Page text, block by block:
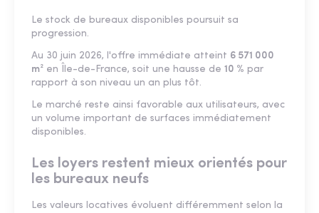
Le stock de bureaux disponibles poursuit sa
progression.
Au 30 juin 2026, l'offre immédiate atteint 6 571 000
m² en Île-de-France, soit une hausse de 10 % par
rapport à son niveau un an plus tôt.
Le marché reste ainsi favorable aux utilisateurs, avec
un volume important de surfaces immédiatement
disponibles.
Les loyers restent mieux orientés pour
les bureaux neufs
Les valeurs locatives évoluent différemment selon la